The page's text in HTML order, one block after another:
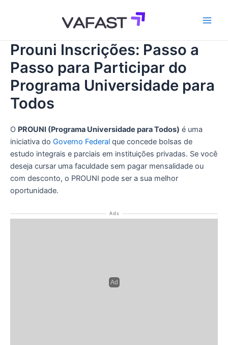
conteúdo
Prouni Inscrições: Passo a
Passo para Participar do
Programa Universidade para
Todos
O PROUNI (Programa Universidade para Todos) é uma
iniciativa do Governo Federal que concede bolsas de
estudo integrais e parciais em instituições privadas. Se você
deseja cursar uma faculdade sem pagar mensalidade ou
com desconto, o PROUNI pode ser a sua melhor
oportunidade.
Ads